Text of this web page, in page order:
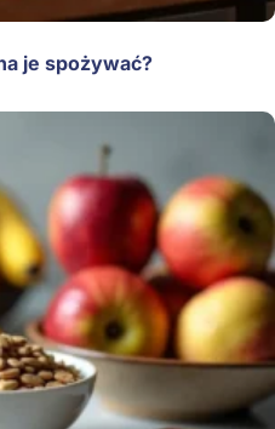
je spożywać?